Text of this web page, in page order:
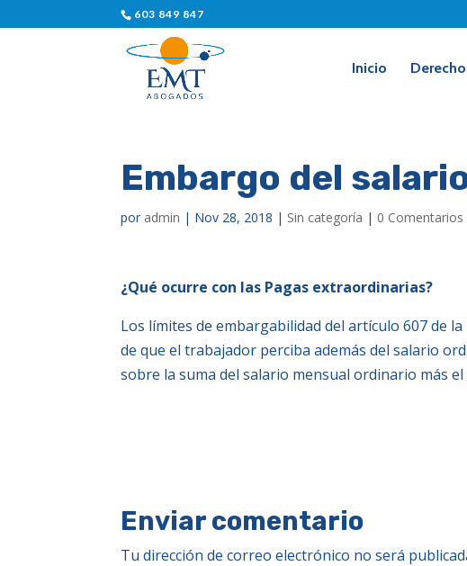
603 849 847
Inicio
Embargo del
por admin | Nov 28, 2018 | Sin categoría | 0 Comentarios
¿Qué ocurre con las Pagas extraordinarias?
Los límites de embargabilidad del artículo 607 de
de que el trabajador perciba además del salario
sobre la suma del salario mensual ordinario más
Enviar comentario
Tu dirección de correo electrónico no será